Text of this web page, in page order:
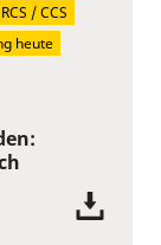
RCS / CCS
heute